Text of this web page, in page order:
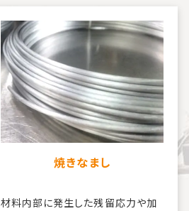
焼きなまし
材料内部に発生した残留応力や加